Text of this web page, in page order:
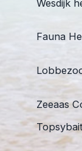
Wesdijk
Fauna
Zeeaas